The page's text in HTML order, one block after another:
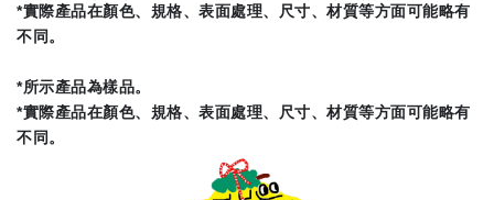
*實際產品在顏色、規格、表面處理、尺寸、材質等方面可能略有
不同。
*所示產品為樣品。
*實際產品在顏色、規格、表面處理、尺寸、材質等方面可能略有
不同。